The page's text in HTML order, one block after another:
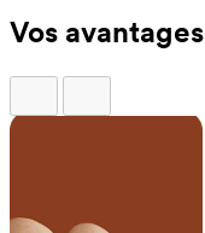
Vos avantages